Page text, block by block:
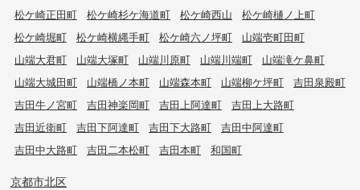
松ケ崎正田町
松ケ崎杉ケ海道町 松ケ崎西山
松ケ崎樋ノ上町
松ケ崎堀町
松ケ崎横縄手町 松ケ崎六ノ坪町
山端壱町田町
山端大君町
山端大塚町 山端川原町 山端川端町
山端滝ケ鼻町
山端大城田町
山端橋ノ本町 山端森本町 山端柳ケ坪町
吉田泉殿町
吉田牛ノ宮町
吉田神楽岡町 吉田上阿達町
吉田上大路町
吉田近衛町
吉田下阿達町 吉田下大路町
吉田中阿達町
吉田中大路町
吉田二本松町 吉田本町 和国町
京都市北区